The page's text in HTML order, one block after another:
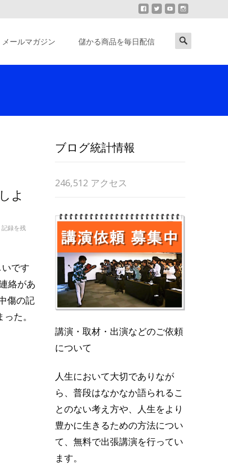
メールマガジン 儲かる商品を毎日配信
Search
よ
記録を残
です
絡があ
傷の記
た。
ブログ統計情報
246,512 アクセス
講演・取材・出演などのご依頼
について
人生において大切でありなが
ら、普段はなかなか語られるこ
とのない考え方や、人生をより
豊かに生きるための方法につい
て、無料で出張講演を行ってい
ます。